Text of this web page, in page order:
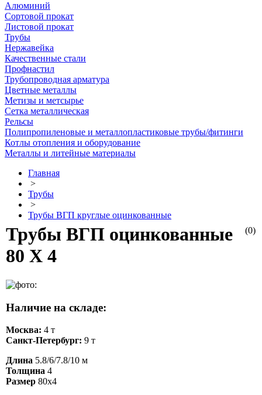
Алюминий
Сортовой прокат
Листовой прокат
Трубы
Нержавейка
Качественные стали
Профнастил
Трубопроводная арматура
Цветные металлы
Метизы и метсырье
Сетка металлическая
Рельсы
Полипропиленовые и металлопластиковые трубы/фитинги
Котлы отопления и оборудование
Металлы и литейные материалы
Главная
>
Трубы
>
Трубы ВГП круглые оцинкованные
(0)
Трубы ВГП оцинкованные
80 Х 4
Наличие на складе:
Москва: 4 т
Санкт-Петербург: 9 т
Длина 5.8/6/7.8/10 м
Толщина 4
Размер 80х4